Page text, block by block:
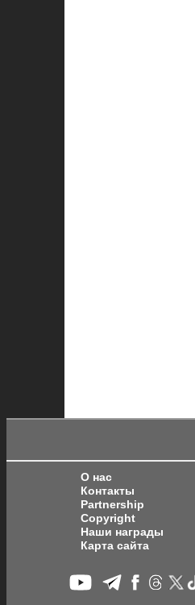
О нас
Контакты
Partnership
Copyright
Наши награды
Карта сайта